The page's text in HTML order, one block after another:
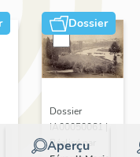
Dossier
Aperçu
Dossier
IA00050061 |
Réalisé par